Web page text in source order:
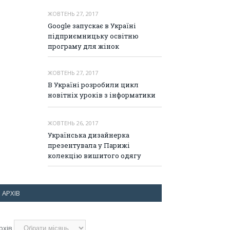
ЖОВТЕНЬ 27, 2017
Google запускає в Україні
підприємницьку освітню
програму для жінок
ЖОВТЕНЬ 27, 2017
В Україні розробили цикл
новітніх уроків з інформатики
ЖОВТЕНЬ 26, 2017
Українська дизайнерка
презентувала у Парижі
колекцію вишитого одягу
АРХІВ